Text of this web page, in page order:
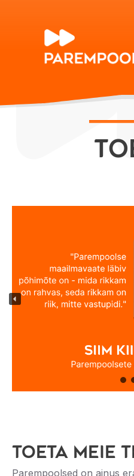
Toeta meie
Parempoolsed on ainus